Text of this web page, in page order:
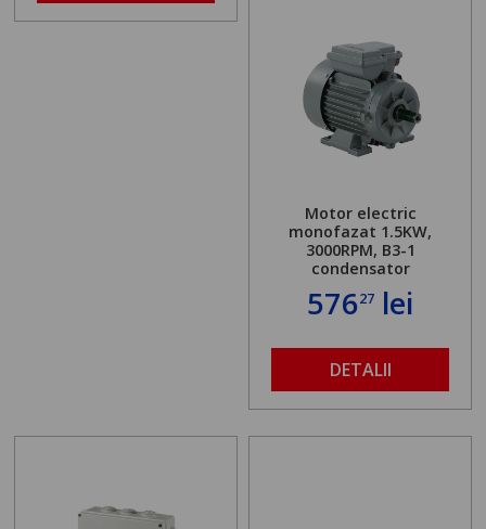
Motor electric
monofazat 1.5KW,
3000RPM, B3-1
condensator
57627 lei
DETALII